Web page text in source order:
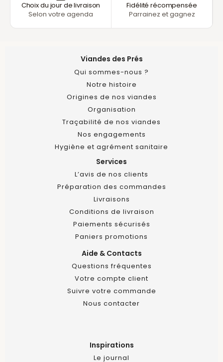
Choix du jour de livraison
Selon votre agenda
Fidélité récompensée
Parrainez et gagnez
Viandes des Prés
Qui sommes-nous ?
Notre histoire
Origines de nos viandes
Organisation
Traçabilité de nos viandes
Nos engagements
Hygiène et agrément sanitaire
Services
L’avis de nos clients
Préparation des commandes
Livraisons
Conditions de livraison
Paiements sécurisés
Paniers promotions
Aide & Contacts
Questions fréquentes
Votre compte client
Suivre votre commande
Nous contacter
Inspirations
Le journal